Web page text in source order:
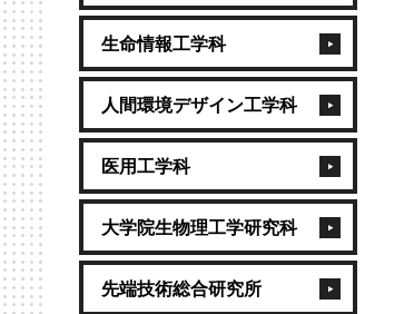
生命情報工学科
人間環境デザイン工学科
医用工学科
大学院生物理工学研究科
先端技術総合研究所